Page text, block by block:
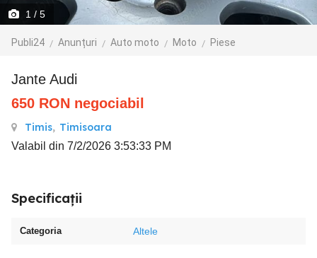
1 / 5
Publi24 Anunțuri Auto moto Moto Piese
Jante Audi
650 RON negociabil
Timis, Timisoara
Valabil din 7/2/2026 3:53:33 PM
Specificații
Categoria Altele